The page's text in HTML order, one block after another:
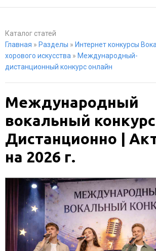
Каталог статей
Главная » Разделы » Интернет конкурсы
хорового искусства » Международный-
дистанционный конкурс онлайн
Международный
вокальный конкурс |
Дистанционно |
на 2026 г.